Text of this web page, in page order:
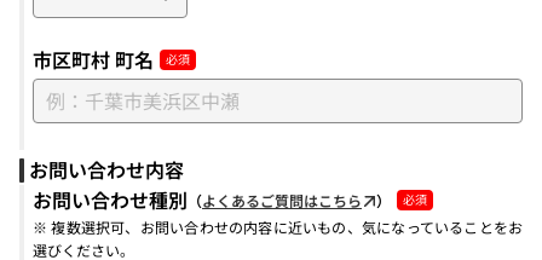
市区町村 町名
お問い合わせ内容
お問い合わせ種別 （よくあるご質問はこちら
）
※ 複数選択可、お問い合わせの内容に近いもの、気になっていることをお
選びください。